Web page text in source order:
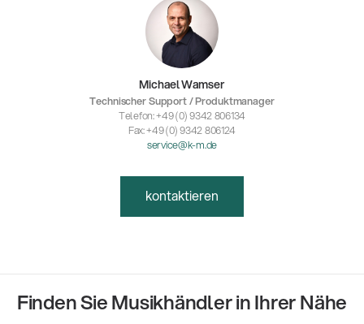
Michael Wamser
Technischer Support / Produktmanager
Telefon: +49 (0) 9342 806134
Fax: +49 (0) 9342 806124
service@k-m.de
kontaktieren
Finden Sie Musikhändler in Ihrer Nähe